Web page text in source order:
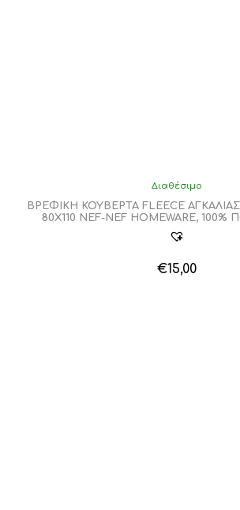
Διαθέσιμο
ΒΡΕΦΙΚΗ ΚΟΥΒΕΡΤΑ FLEECE ΑΓΚΑΛΙΑΣ
80X110 NEF-NEF HOMEWARE,
€15,00